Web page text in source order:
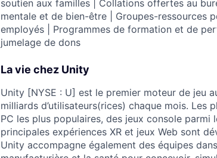
soutien aux familles | Collations offertes au
mentale et de bien-être | Groupes-ressources
employés | Programmes de formation et de
jumelage de dons
La vie chez Unity
Unity [NYSE : U] est le premier moteur de jeu
milliards d’utilisateurs(rices) chaque mois. Les
PC les plus populaires, des jeux console
principales expériences XR et jeux Web sont
Unity accompagne également des équipes